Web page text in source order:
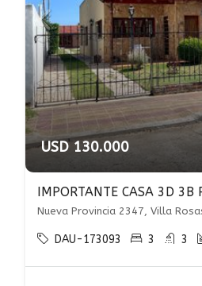
USD 130.000
Nueva Provincia 2347, Villa
DAU-173093 3 3